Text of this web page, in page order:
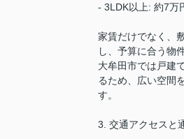
- 3LDK以上: 約7万
家賃だけでなく、
し、予算に合う物
大牟田市では戸建
るため、広い空間
す。
3. 交通アクセスと